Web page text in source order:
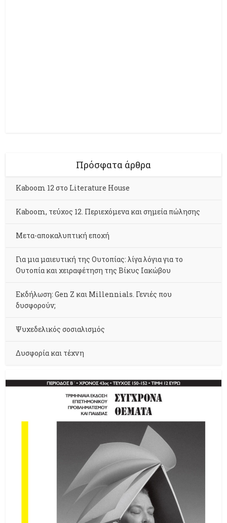
Πρόσφατα άρθρα
Kaboom 12 στο Literature House
Kaboom, τεύχος 12. Περιεχόμενα και σημεία πώλησης
Μετα-αποκαλυπτική εποχή
Για μια μαιευτική της Ουτοπίας: λίγα λόγια για το
Ουτοπία και χειραφέτηση της Βίκυς Ιακώβου
Εκδήλωση: Gen Z και Millennials. Γενιές που
δυσφορούν;
Ψυχεδελικός σοσιαλισμός
Δυσφορία και τέχνη